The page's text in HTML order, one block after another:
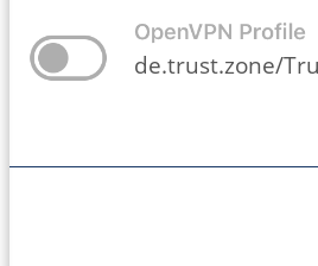
de.trust.zone/